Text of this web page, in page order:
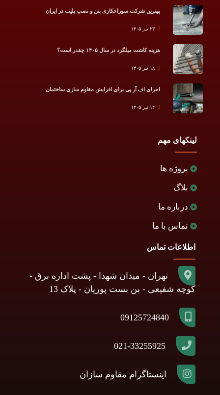
بهترین شرکت سوراخکاری بتن و نصب پلیت در ایران
۲۳ تیر ۱۴۰۵
هزینه کاشت میلگرد در سال ۱۴۰۵ چقدر است؟
۱۸ تیر ۱۴۰۵
اجرای اف آر پی برای افزایش مقاوم سازی ساختمان
۱۴ تیر ۱۴۰۵
لینکهای مهم
پروژه ها
بلاگ
درباره ما
تماس با ما
اطلاعات تماس
تهران - میدان شهدا - پشت اداره برق -
کوچه شفیعی - بن بست پوریان - پلاک 13
09125724840
021-33255925
اینستاگرام مقاوم سازان